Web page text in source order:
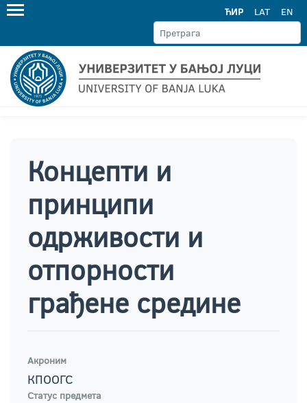
ЋИР LAT EN
Концепти и
принципи
одрживости и
отпорности
грађене средине
Акроним
КПООГС
Статус предмета